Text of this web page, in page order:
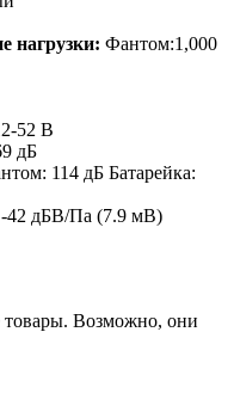
нагрузки: Фантом:1,000
52 В
дБ
114 дБ Батарейка:
42 дБВ/Па (7.9 мВ)
товары. Возможно, они